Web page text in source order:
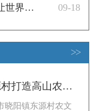
福地寻福·我的家乡我来推 | 让世界金奖茶成为每日饮品：坦洋工夫的现代化美味转型
09-18
>>
晓阳镇东源村打造高山农文旅度假游
晓阳镇东源村农文